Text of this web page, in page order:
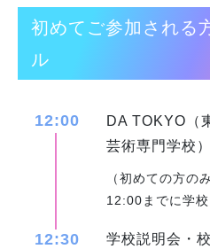
初めてご参加される
ル
12:00
DA TOKYO（
芸術専門学校
（初めての方のみ
12:00までに学校
12:30 学校説明会・